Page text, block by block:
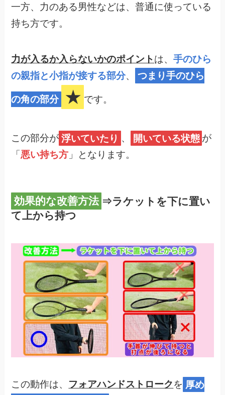
一方、力のある男性などは、普通に使っている
持ち方です。
力が入るか入らないかのポイントは、手のひら
の親指と小指が接する部分、 つまり手のひら
の角の部分 ★ です。
この部分が 浮いていたり 、 開いている状態 が
「悪い持ち方 」となります。
効果的な改善方法 ⇒ラケットを下に置い
て上から持つ
この動作は、 フォアハンドストロークを 厚め